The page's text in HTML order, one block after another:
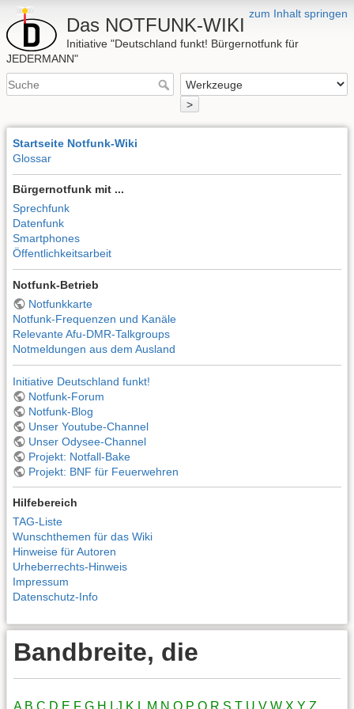
zum Inhalt springen
Das NOTFUNK-WIKI
Initiative "Deutschland funkt! Bürgernotfunk für
JEDERMANN"
>
Startseite Notfunk-Wiki
Glossar
Bürgernotfunk mit ...
Sprechfunk
Datenfunk
Smartphones
Öffentlichkeitsarbeit
Notfunk-Betrieb
Notfunkkarte
Notfunk-Frequenzen und Kanäle
Relevante Afu-DMR-Talkgroups
Notmeldungen aus dem Ausland
Initiative Deutschland funkt!
Notfunk-Forum
Notfunk-Blog
Unser Youtube-Channel
Unser Odysee-Channel
Projekt: Notfall-Bake
Projekt: BNF für Feuerwehren
Hilfebereich
TAG-Liste
Wunschthemen für das Wiki
Hinweise für Autoren
Urheberrechts-Hinweis
Impressum
Datenschutz-Info
Bandbreite, die
A B C D E F G H J K M N O P Q R S T U V W X Y Z